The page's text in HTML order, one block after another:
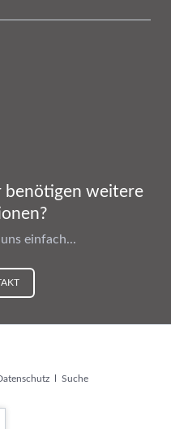
benötigen weitere
einfach...
Suche